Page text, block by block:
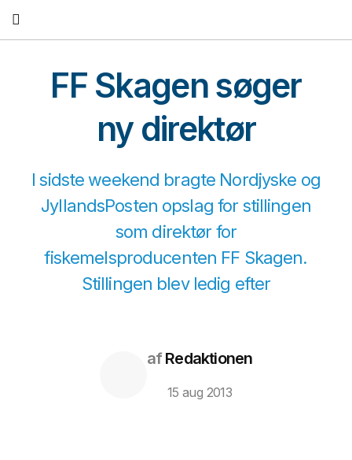
FF Skagen søger
ny direktør
I sidste weekend bragte Nordjyske og
JyllandsPosten opslag for stillingen
som direktør for
fiskemelsproducenten FF Skagen.
Stillingen blev ledig efter
afRedaktionen
15 aug 2013